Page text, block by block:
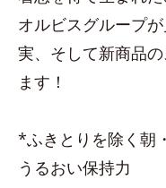
オルビスグループ
実、そして新商品
ます！
*ふきとりを除く朝
うるおい保持力